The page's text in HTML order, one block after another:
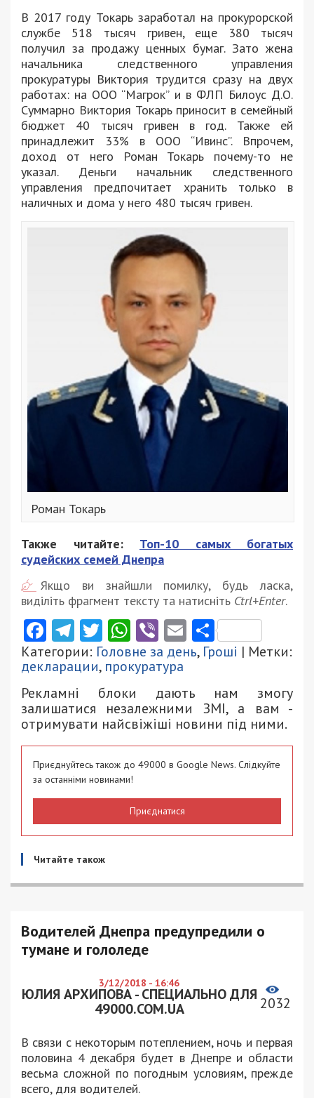
В 2017 году Токарь заработал на прокурорской
службе 518 тысяч гривен, еще 380 тысяч
получил за продажу ценных бумаг. Зато жена
начальника следственного управления
прокуратуры Виктория трудится сразу на двух
работах: на ООО “Магрок” и в ФЛП Билоус Д.О.
Суммарно Виктория Токарь приносит в семейный
бюджет 40 тысяч гривен в год. Также ей
принадлежит 33% в ООО “Ивинс”. Впрочем,
доход от него Роман Токарь почему-то не
указал. Деньги начальник следственного
управления предпочитает хранить только в
наличных и дома у него 480 тысяч гривен.
Роман Токарь
Также читайте: Топ-10 самых богатых
судейских семей Днепра
Якщо ви знайшли помилку, будь ласка,
виділіть фрагмент тексту та натисніть Ctrl+Enter.
Facebook
Telegram
Twitter
WhatsApp
ViberEmail
Категории: Головне за день, Гроші | Метки:
декларации, прокуратура
Рекламні блоки дають нам змогу
залишатися незалежними ЗМІ, а вам -
отримувати найсвіжіші новини під ними.
Приєднуйтесь також до 49000 в Google News. Слідкуйте
за останніми новинами!
Приєднатися
Читайте також
Водителей Днепра предупредили о
тумане и гололеде
3/12/2018 - 16:46
ЮЛИЯ АРХИПОВА - СПЕЦИАЛЬНО ДЛЯ
49000.COM.UA
2032
В связи с некоторым потеплением, ночь и первая
половина 4 декабря будет в Днепре и области
весьма сложной по погодным условиям, прежде
всего, для водителей.